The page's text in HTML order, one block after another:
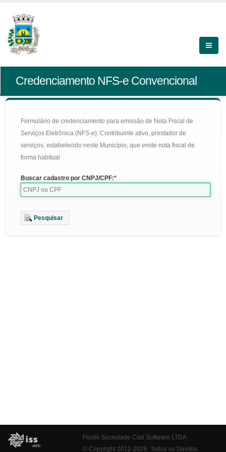
Credenciamento NFS-e Convencional
Formulário de credenciamento para emissão de Nota Fiscal de
Serviços Eletrônica (NFS-e): Contribuinte ativo, prestador de
serviços, estabelecido neste Município, que emite nota fiscal de
forma habitual
Buscar cadastro por CNPJ/CPF:
Pesquisar
Fiorilli Sociedade Civil Software LTDA
© Copyright 2012-2026. Todos os Direitos